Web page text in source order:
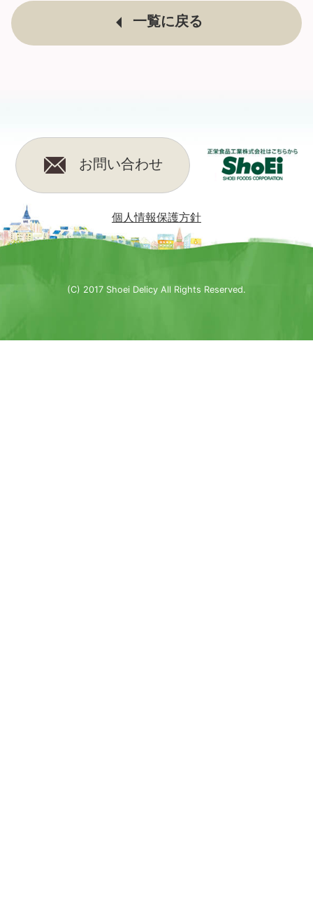
一覧に戻る
お問い合わせ
個人情報保護方針
(C) 2017 Shoei Delicy All Rights Reserved.